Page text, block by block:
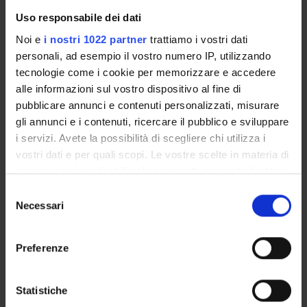
Uso responsabile dei dati
Noi e i nostri 1022 partner trattiamo i vostri dati
personali, ad esempio il vostro numero IP, utilizzando
tecnologie come i cookie per memorizzare e accedere
alle informazioni sul vostro dispositivo al fine di
pubblicare annunci e contenuti personalizzati, misurare
gli annunci e i contenuti, ricercare il pubblico e sviluppare
i servizi. Avete la possibilità di scegliere chi utilizza i
vostri dati e per quali scopi. Le vostre scelte in materia di
privacy sono applicabili solo su questa proprietà digitale
modificare o revocare il proprio consenso in qualsiasi
momento dalla Dichiarazione sui cookie o facendo clic
raccogliere informazioni sulla tua posizione
delNecessari
Preferenze
Statistiche
INCARICHI
COMMISSIONI
GOVERNANCE
UFFICI E STRUTTURE DI SERVIZIO
BIBLIOTECHE